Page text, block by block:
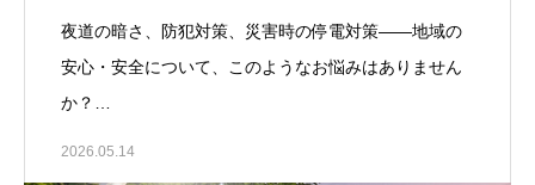
夜道の暗さ、防犯対策、災害時の停電対策――地域の
安心・安全について、このようなお悩みはありません
か？…
2026.05.14